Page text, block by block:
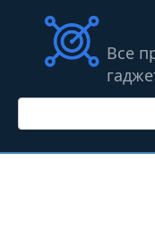
контенту
Все
Поиск: